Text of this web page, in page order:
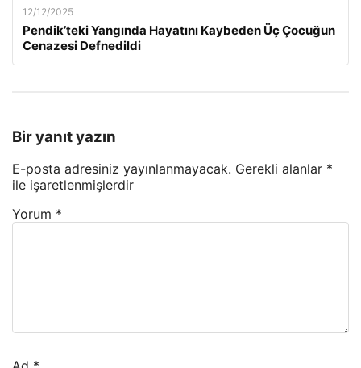
12/12/2025
Pendik’teki Yangında Hayatını Kaybeden Üç Çocuğun
Cenazesi Defnedildi
Bir yanıt yazın
E-posta adresiniz yayınlanmayacak. Gerekli alanlar *
ile işaretlenmişlerdir
Yorum *